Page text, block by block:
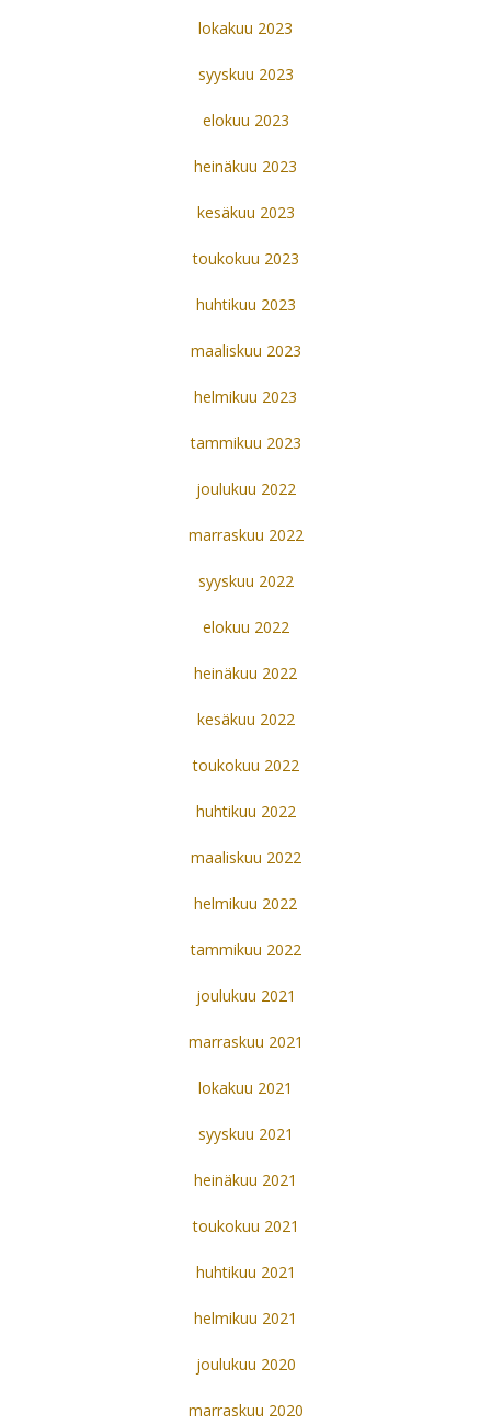
lokakuu 2023
syyskuu 2023
elokuu 2023
heinäkuu 2023
kesäkuu 2023
toukokuu 2023
huhtikuu 2023
maaliskuu 2023
helmikuu 2023
tammikuu 2023
joulukuu 2022
marraskuu 2022
syyskuu 2022
elokuu 2022
heinäkuu 2022
kesäkuu 2022
toukokuu 2022
huhtikuu 2022
maaliskuu 2022
helmikuu 2022
tammikuu 2022
joulukuu 2021
marraskuu 2021
lokakuu 2021
syyskuu 2021
heinäkuu 2021
toukokuu 2021
huhtikuu 2021
helmikuu 2021
joulukuu 2020
marraskuu 2020